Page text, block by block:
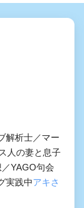
解析士／マー
人の妻と息子
YAGO句会
実践中アキさ